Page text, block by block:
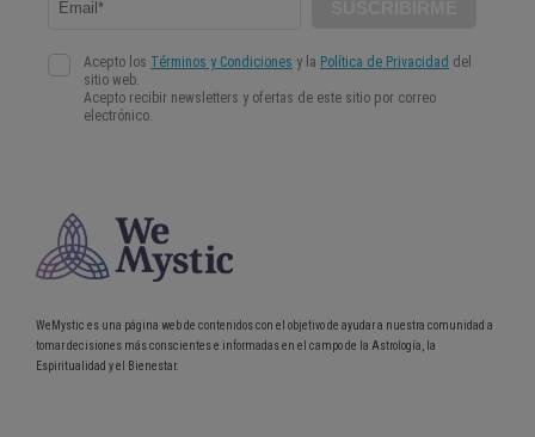
WeMystic es una página web de contenidos con el objetivo de ayudar a nuestra comunidad a
tomar decisiones más conscientes e informadas en el campo de la Astrología, la
Espiritualidad y el Bienestar.